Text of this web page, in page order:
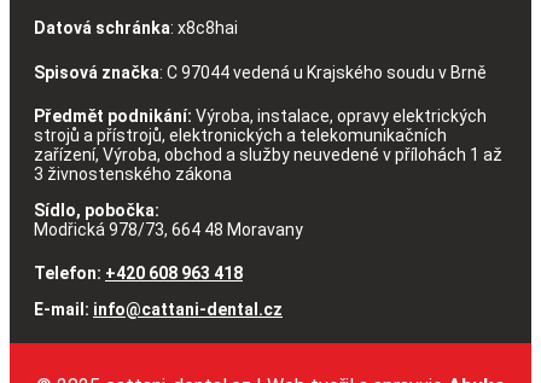
Datová schránka: x8c8hai
Spisová značka: C 97044 vedená u Krajského soudu v Brně
Předmět podnikání: Výroba, instalace, opravy elektrických
strojů a přístrojů, elektronických a telekomunikačních
zařízení, Výroba, obchod a služby neuvedené v přílohách 1 až
3 živnostenského zákona
Sídlo, pobočka:
Modřická 978/73, 664 48 Moravany
Telefon: +420 608 963 418
E-mail: info@cattani-dental.cz